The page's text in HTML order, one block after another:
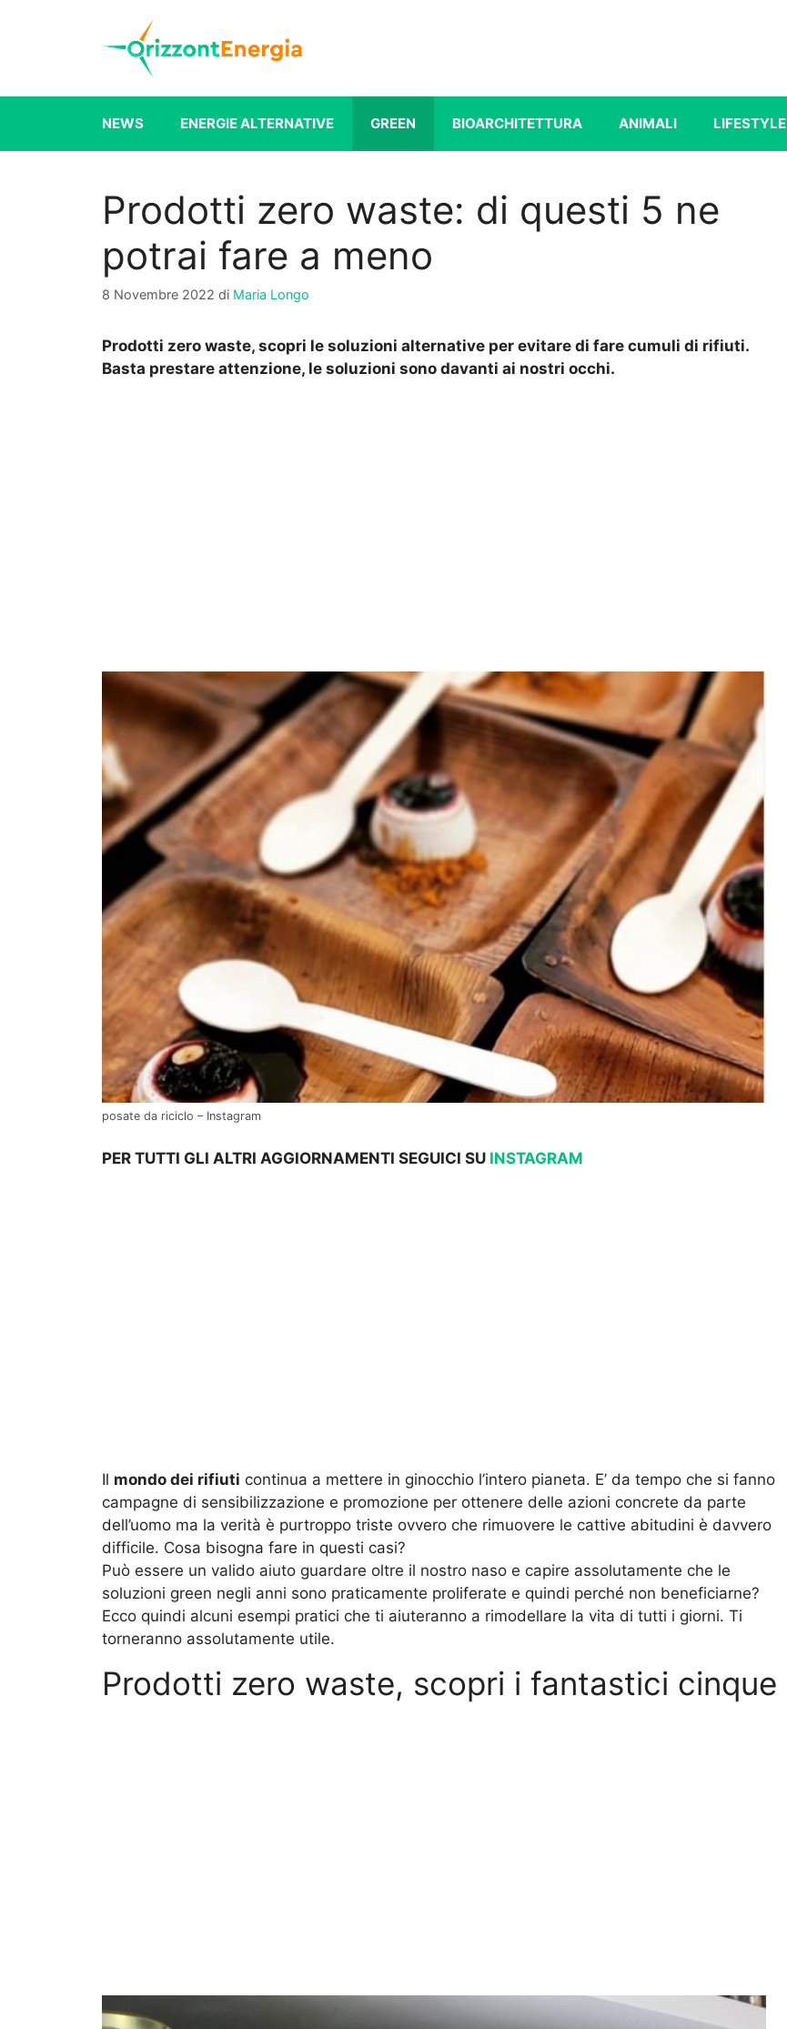
NEWS ENERGIE ALTERNATIVE GREEN BIOARCHITETTURA ANIMALI LIFESTYLE
Prodotti zero waste: di questi 5 ne
potrai fare a meno
8 Novembre 2022 di Maria Longo
Prodotti zero waste, scopri le soluzioni alternative per evitare di fare cumuli di rifiuti.
Basta prestare attenzione, le soluzioni sono davanti ai nostri occhi.
posate da riciclo – Instagram
PER TUTTI GLI ALTRI AGGIORNAMENTI SEGUICI SU INSTAGRAM
Il mondo dei rifiuti continua a mettere in ginocchio l’intero pianeta. E’ da tempo che si fanno
campagne di sensibilizzazione e promozione per ottenere delle azioni concrete da parte
dell’uomo ma la verità è purtroppo triste ovvero che rimuovere le cattive abitudini è davvero
difficile. Cosa bisogna fare in questi casi?
Può essere un valido aiuto guardare oltre il nostro naso e capire assolutamente che le
soluzioni green negli anni sono praticamente proliferate e quindi perché non beneficiarne?
Ecco quindi alcuni esempi pratici che ti aiuteranno a rimodellare la vita di tutti i giorni. Ti
torneranno assolutamente utile.
Prodotti zero waste, scopri i fantastici cinque